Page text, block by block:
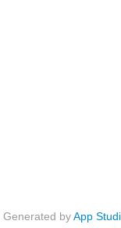
Generated byApp